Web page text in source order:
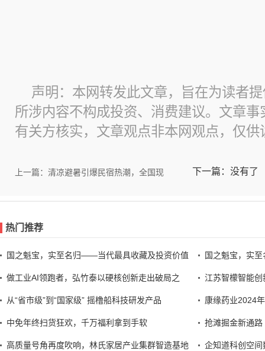
声明：本网转发此文章，旨在为读者
所涉内容不构成投资、消费建议。文章
有关方核实，文章观点非本网观点，仅供
上一篇：清凉避暑引爆民宿热潮，全国现 下一篇：没有了
热门推荐
国之魁宝，实至名归——当代最具收藏及投资价值 国之魁宝，实
做工业AI领跑者，弘竹泰以硬核创新走出破局之 江苏智檬智能
从“省市级”到“国家级” 摇橹船科技研发产品 康缘药业2024
中免年终扫货狂欢，千万福利拿到手软 抢滩掘金新通
高质量号角再度吹响，林氏家居产业集群智造基地 企知道科创空